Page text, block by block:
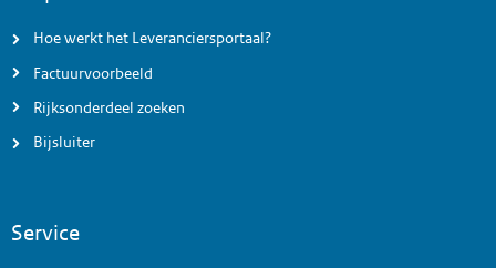
Hoe werkt het Leveranciersportaal?
Factuurvoorbeeld
Rijksonderdeel zoeken
Bijsluiter
Service